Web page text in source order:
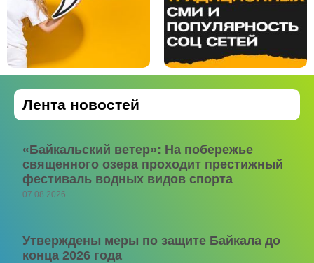
Лента новостей
«Байкальский ветер»: На побережье
священного озера проходит престижный
фестиваль водных видов спорта
07.08.2026
Утверждены меры по защите Байкала до
конца 2026 года